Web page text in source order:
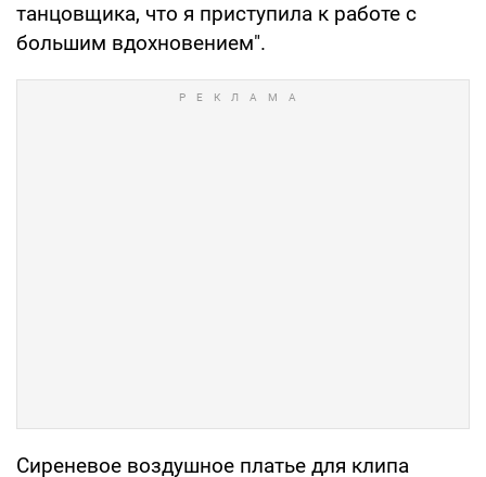
танцовщика, что я приступила к работе с
большим вдохновением".
Сиреневое воздушное платье для клипа